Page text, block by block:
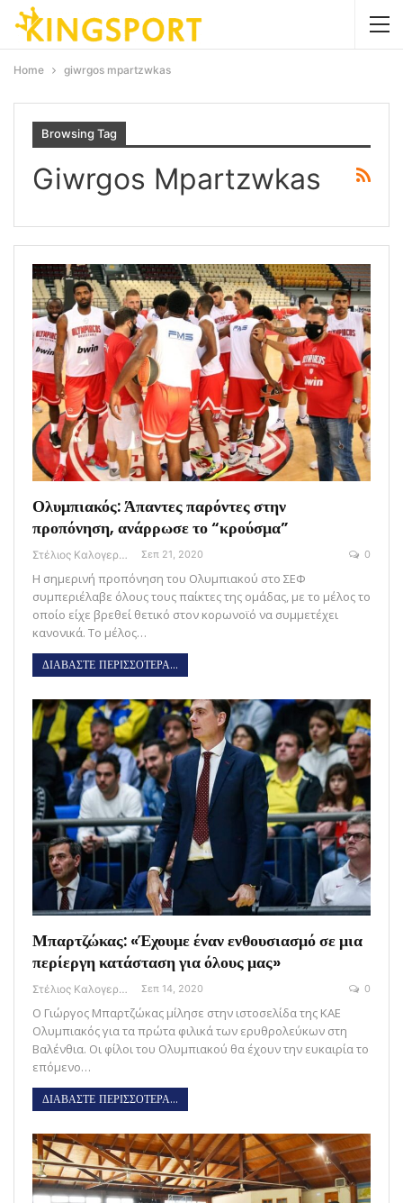
Home giwrgos mpartzwkas
Browsing Tag
Giwrgos Mpartzwkas
Ολυμπιακός: Άπαντες παρόντες στην
προπόνηση, ανάρρωσε το “κρούσμα”
Στέλιος Καλογεράς Σεπ 21, 2020 0
Η σημερινή προπόνηση του Ολυμπιακού στο ΣΕΦ
συμπεριέλαβε όλους τους παίκτες της ομάδας, με το μέλος το
οποίο είχε βρεθεί θετικό στον κορωνοϊό να συμμετέχει
κανονικά. Το μέλος…
ΔΙΑΒΑΣΤΕ ΠΕΡΙΣΣΟΤΕΡΑ...
Μπαρτζώκας: «Έχουμε έναν ενθουσιασμό σε μια
περίεργη κατάσταση για όλους μας»
Στέλιος Καλογεράς Σεπ 14, 2020 0
Ο Γιώργος Μπαρτζώκας μίλησε στην ιστοσελίδα της ΚΑΕ
Ολυμπιακός για τα πρώτα φιλικά των ερυθρολεύκων στη
Βαλένθια. Οι φίλοι του Ολυμπιακού θα έχουν την ευκαιρία το
επόμενο…
ΔΙΑΒΑΣΤΕ ΠΕΡΙΣΣΟΤΕΡΑ...